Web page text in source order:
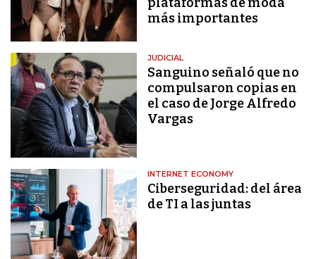
más importantes
JUDICIAL
Sanguino señaló que no
compulsaron copias en
el caso de Jorge Alfredo
Vargas
INTERNET ECONOMY
Ciberseguridad: del área
de TI a las juntas